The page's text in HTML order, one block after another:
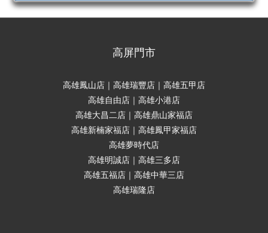
高屏門市
高雄鳳山店｜高雄瑞豐店｜高雄五甲店
高雄自由店｜高雄小港店
高雄大昌二店｜高雄鼎山家福店
高雄新楠家福店｜高雄鳳甲家福店
高雄夢時代店
高雄明誠店｜高雄三多店
高雄五福店｜高雄中華三店
高雄瑞隆店